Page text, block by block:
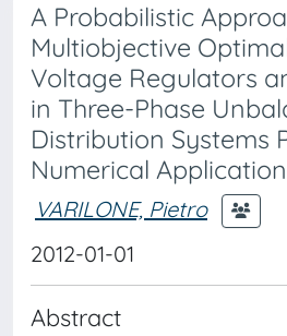
A Probabilistic
Multiobjective
Voltage Regulators
in Three-Phase
Distribution Systems
Numerical
VARILONE, Pietro
2012-01-01
Abstract